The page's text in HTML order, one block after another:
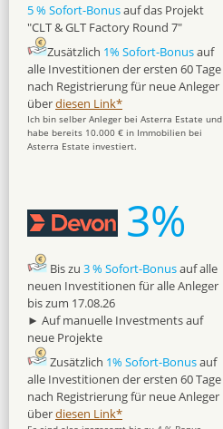
5 % Sofort-Bonusauf das Projekt
"CLT & GLT Factory Round 7"
Zusätzlich 1% Sofort-Bonusauf
alle Investitionen der ersten 60 Tage
nach Registrierung für neue Anleger
überdiesen Link*
Ich bin selber Anleger bei Asterra Estate und
habe bereits 10.000 € in Immobilien bei
Asterra Estate investiert.
3%
Bis zu 3 % Sofort-Bonusauf alle
neuen Investitionen für alle Anleger
bis zum 17.08.26
► Auf manuelle Investments auf
neue Projekte
Zusätzlich 1% Sofort-Bonusauf
alle Investitionen der ersten 60 Tage
nach Registrierung für neue Anleger
überdiesen Link*